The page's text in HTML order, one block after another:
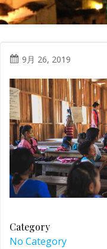
9月 26, 2019
Category
No Category